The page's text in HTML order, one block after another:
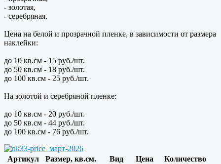
- золотая,
- серебряная.
Цена на белой и прозрачной пленке, в зависимости от размера
наклейки:
до 10 кв.см - 15 руб./шт.
до 50 кв.см - 18 руб./шт.
до 100 кв.см - 25 руб./шт.
На золотой и серебряной пленке:
до 10 кв.см - 20 руб./шт.
до 50 кв.см - 44 руб./шт.
до 100 кв.см - 76 руб./шт.
Артикул Размер, кв.см. Вид Цена Количество